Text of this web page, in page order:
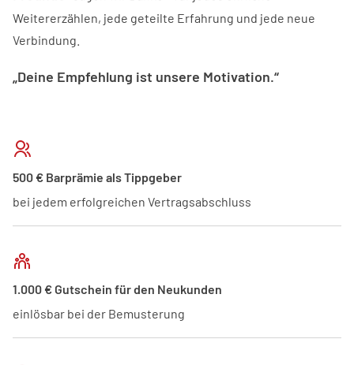
Weitererzählen, jede geteilte Erfahrung und jede neue
Verbindung.
„Deine Empfehlung ist unsere Motivation.“
500 € Barprämie als Tippgeber
bei jedem erfolgreichen Vertragsabschluss
1.000 € Gutschein für den Neukunden
einlösbar bei der Bemusterung